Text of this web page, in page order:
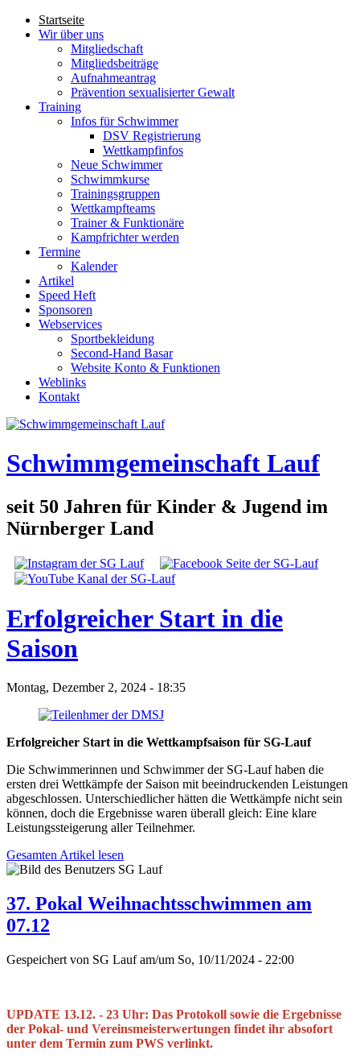
Direkt zum Inhalt
Hauptmenü
Startseite
Wir über uns
Mitgliedschaft
Mitgliedsbeiträge
Aufnahmeantrag
Prävention sexualisierter Gewalt
Training
Infos für Schwimmer
DSV Registrierung
Wettkampfinfos
Neue Schwimmer
Schwimmkurse
Trainingsgruppen
Wettkampfteams
Trainer & Funktionäre
Kampfrichter werden
Termine
Kalender
Artikel
Speed Heft
Sponsoren
Webservices
Sportbekleidung
Second-Hand Basar
Website Konto & Funktionen
Weblinks
Kontakt
Schwimmgemeinschaft Lauf
seit 50 Jahren für Kinder & Jugend im
Nürnberger Land
Social Links
Erfolgreicher Start in die
Saison
Montag, Dezember 2, 2024 - 18:35
Erfolgreicher Start in die Wettkampfsaison für SG-Lauf
Die Schwimmerinnen und Schwimmer der SG-Lauf haben die
ersten drei Wettkämpfe der Saison mit beeindruckenden Leistungen
abgeschlossen. Unterschiedlicher hätten die Wettkämpfe nicht sein
können, doch die Ergebnisse waren überall gleich: Eine klare
Leistungssteigerung aller Teilnehmer.
Gesamten Artikel lesen
37. Pokal Weihnachtsschwimmen am
07.12
Gespeichert von SG Laufam/um So, 10/11/2024 - 22:00
UPDATE 13.12. - 23 Uhr: Das Protokoll sowie die Ergebnisse
der Pokal- und Vereinsmeisterwertungen findet ihr absofort
unter dem Termin zum PWS verlinkt.